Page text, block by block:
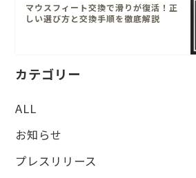
マウスフィート交換で滑りが復活！正
しい選び方と交換手順を徹底解説
カテゴリー
ALL
お知らせ
プレスリリース